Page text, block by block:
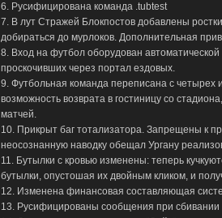
6. Русифицирована команда .tubtest
7. В лут Стражей Блокпостов добавлены
добираться до мурлоков. Дополнительная
8. Вход на футбол оборудован
проскочивших через портал ездовых.
9. Футбольная команда переписана с четырех
возможность возврата в гостиницу со
матчей.
10. Прикрыт баг тотализатора. Запрещены к
неосознанную наводку обещал Ургану
11. Бутылки с кровью изменены: теперь
бутылки, опустошая их двойным кликом, и
12. Изменена финансовая составляющая
13. Русифицированы сообщения при сбивании